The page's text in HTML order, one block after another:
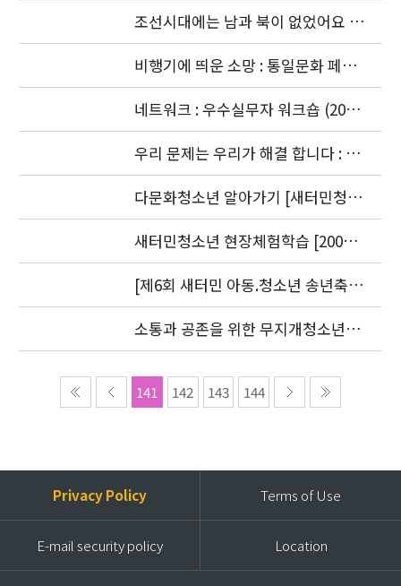
조선시대에는 남과 북이 없었어요 :
경복궁 돌아보기 (2006. 10. 4)
비행기에 띄운 소망 : 통일문화 페스
티벌 [남북청소년대화] (2006. 9.18-
9.20)
네트워크 : 우수실무자 워크숍 (2006.
9. 18 ~ 9. 22)
우리 문제는 우리가 해결 합니다 : 청
소년기획단의 활동 (2006. 8.24-
9.20)
다문화청소년 알아가기 [새터민청소
년] 편 발간(2006. 7.25)
새터민청소년 현장체험학습 [2006.
8. 30-31]
[제6회 새터민 아동.청소년 송년축
제] 2006 더 크고 싶은 아이들
소통과 공존을 위한 무지개청소년센
터 세미나 2006 언론보도자료
141 142 143 144
Privacy Policy Terms of Use
E-mail security policy Location